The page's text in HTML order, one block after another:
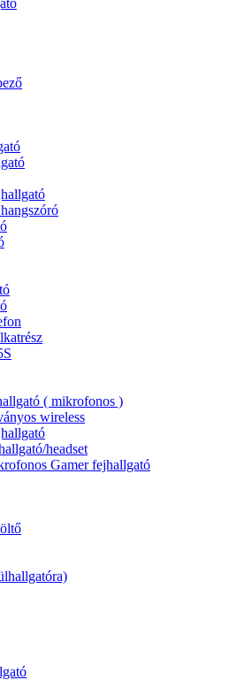
( mikrofonos )
wireless
headset
Gamer fejhallgató